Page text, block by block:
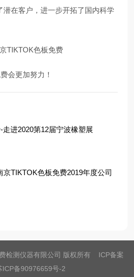
潜在客户，进一步开拓了国内科学
会更加努力！
进2020第12届宁波橡塑展
TIKTOK色板免费2019年度公司
检测仪器有限公司 版权所有 ICP备案
ICP备90976659号-2